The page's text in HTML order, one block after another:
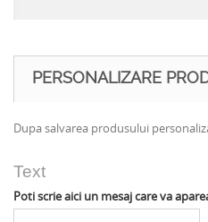
PERSONALIZARE
Dupa salvarea produsului
Text
Poti scrie aici un mesaj care va